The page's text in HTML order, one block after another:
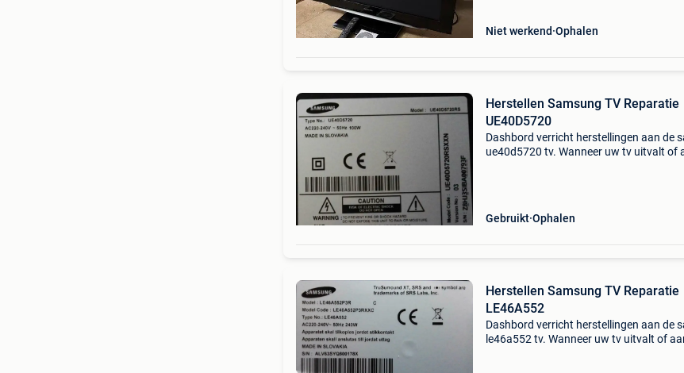
Niet werkend Ophalen
Herstellen Samsung TV Reparatie
UE40D5720
Dashbord verricht herstellingen aan de
ue40d5720 tv. Wanneer uw tv uitvalt of
Gebruikt Ophalen
Herstellen Samsung TV Reparatie
LE46A552
Dashbord verricht herstellingen aan de
le46a552 tv. Wanneer uw tv uitvalt of